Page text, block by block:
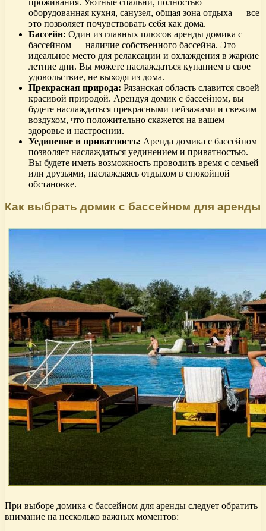
оборудованная кухня, санузел, общая зона отдыха — все
это позволяет почувствовать себя как дома.
Бассейн: Один из главных плюсов аренды домика с
бассейном — наличие собственного бассейна. Это
идеальное место для релаксации и охлаждения в жаркие
летние дни. Вы можете наслаждаться купанием в свое
удовольствие, не выходя из дома.
Прекрасная природа: Рязанская область славится своей
красивой природой. Арендуя домик с бассейном, вы
будете наслаждаться прекрасными пейзажами и свежим
воздухом, что положительно скажется на вашем
здоровье и настроении.
Уединение и приватность: Аренда домика с бассейном
позволяет наслаждаться уединением и приватностью.
Вы будете иметь возможность проводить время с семьей
или друзьями, наслаждаясь отдыхом в спокойной
обстановке.
Как выбрать домик с бассейном для аренды
При выборе домика с бассейном для аренды следует обратить
внимание на несколько важных моментов: